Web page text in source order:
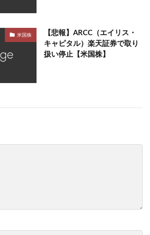
米国株
【悲報】ARCC（エイリス・
キャピタル）楽天証券で取り
扱い停止【米国株】